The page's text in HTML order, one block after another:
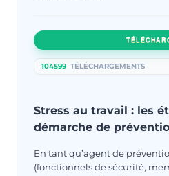
104599 TÉLÉCHARGEMENTS
Stress au travail : les
démarche de
En tant qu’agent de
(fonctionnels de sécurité,